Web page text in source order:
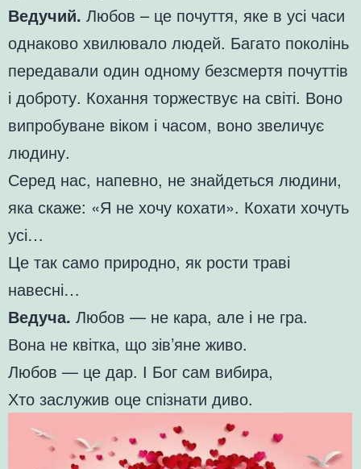
Ведучий. Любов – це почуття, яке в усі часи
однаково хвилювало людей. Багато поколінь
передавали один одному безсмертя почуттів
і доброту. Кохання торжествує на світі. Воно
випробуване віком і часом, воно звеличує
людину.
Серед нас, напевно, не знайдеться людини,
яка скаже: «Я не хочу кохати». Кохати хочуть
усі…
Це так само природно, як рости траві
навесні…
Ведуча. Любов — не кара, але і не гра.
Вона не квітка, що зів’яне живо.
Любов — це дар. І Бог сам вибира,
Хто заслужив оце спізнати диво.